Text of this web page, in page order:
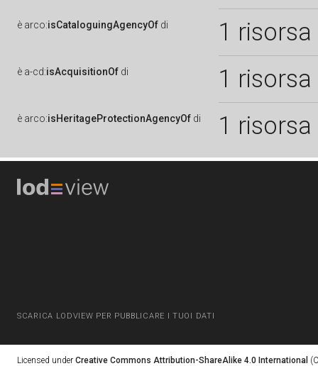
è arco:isCataloguingAgencyOf di 1 risorsa
è a-cd:isAcquisitionOf di 1 risorsa
è arco:isHeritageProtectionAgencyOf di 1 risorsa
SCARICA LODVIEW PER PUBBLICARE I TUOI DATI
Licensed under Creative Commons Attribution-ShareAlike 4.0 International